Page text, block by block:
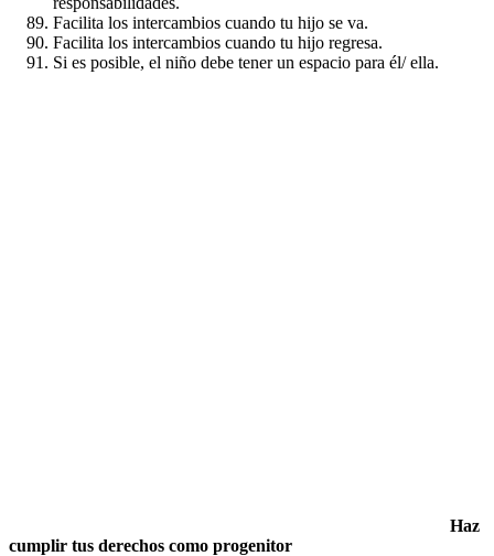
Facilita los intercambios cuando tu hijo se va.
Facilita los intercambios cuando tu hijo regresa.
Si es posible, el niño debe tener un espacio para él/ ella.
Haz
cumplir tus derechos como progenitor